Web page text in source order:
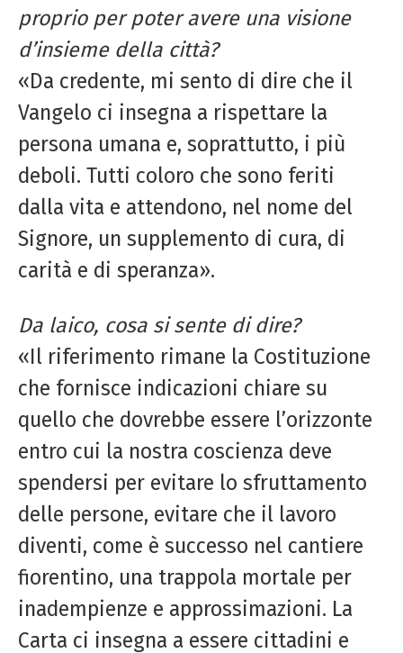
proprio per poter avere una visione
d’insieme della città?
«Da credente, mi sento di dire che il
Vangelo ci insegna a rispettare la
persona umana e, soprattutto, i più
deboli. Tutti coloro che sono feriti
dalla vita e attendono, nel nome del
Signore, un supplemento di cura, di
carità e di speranza».
Da laico, cosa si sente di dire?
«Il riferimento rimane la Costituzione
che fornisce indicazioni chiare su
quello che dovrebbe essere l’orizzonte
entro cui la nostra coscienza deve
spendersi per evitare lo sfruttamento
delle persone, evitare che il lavoro
diventi, come è successo nel cantiere
fiorentino, una trappola mortale per
inadempienze e approssimazioni. La
Carta ci insegna a essere cittadini e